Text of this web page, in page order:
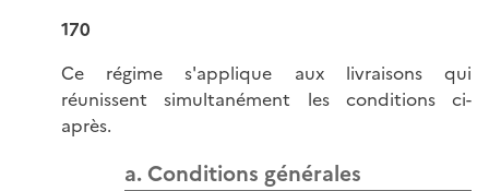
170
Ce régime s'applique aux livraisons qui
réunissent simultanément les conditions ci-
après.
a. Conditions générales